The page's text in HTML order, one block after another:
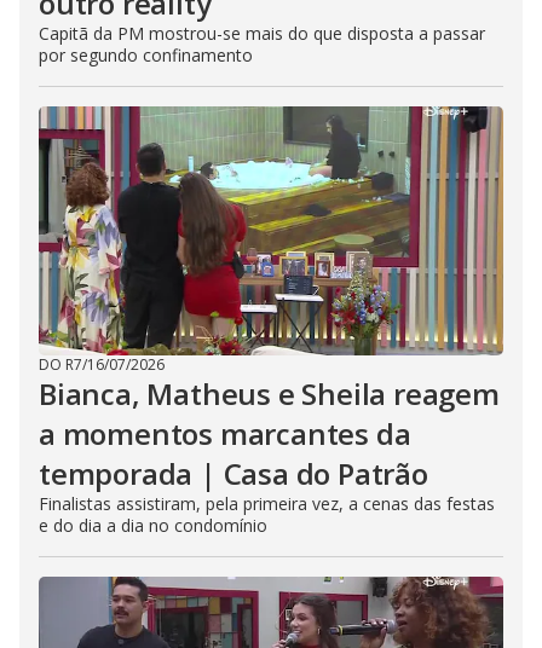
Capitã da PM mostrou-se mais do que disposta a passar
por segundo confinamento
DO R7/16/07/2026
Bianca, Matheus e Sheila reagem
a momentos marcantes da
temporada | Casa do Patrão
Finalistas assistiram, pela primeira vez, a cenas das festas
e do dia a dia no condomínio